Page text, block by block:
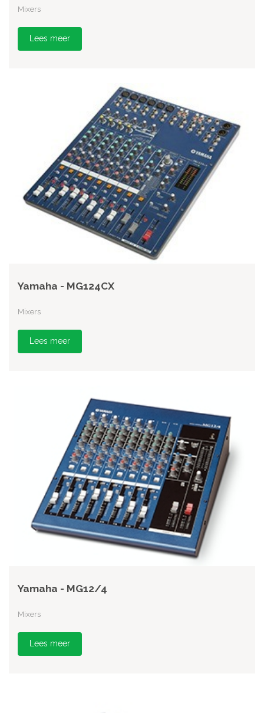
Mixers
Lees meer
Yamaha - MG124CX
Mixers
Lees meer
Yamaha - MG12/4
Mixers
Lees meer